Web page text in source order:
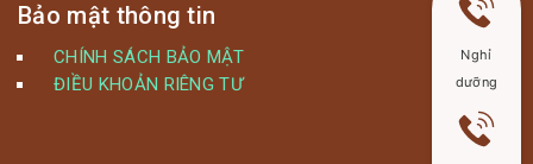
Bảo mật thông tin
CHÍNH SÁCH BẢO MẬT
ĐIỀU KHOẢN RIÊNG TƯ
Nghỉ
dưỡng